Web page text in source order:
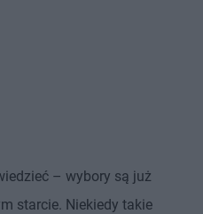
– wybory są już
starcie. Niekiedy takie